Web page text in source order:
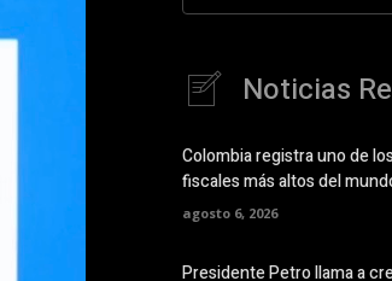
Noticias
Colombia registra uno de
fiscales más altos del
agosto 6, 2026
Presidente Petro llama a